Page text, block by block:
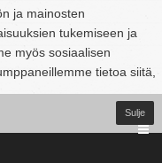
ja mainosten
tukemiseen ja
myös sosiaalisen
tietoa siitä,
Sulje